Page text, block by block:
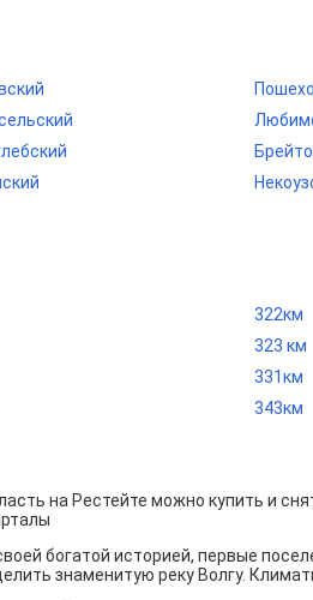
322км
323 км
331км
343км
на Рестейте можно купить и
богатой историей, первые
знаменитую реку Волгу.